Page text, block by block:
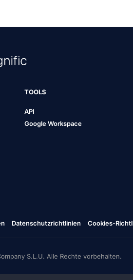
TOOLS
API
Google Workspace
Datenschutzrichtlinien Cookies-
S.L.U. Alle Rechte vorbehalten.